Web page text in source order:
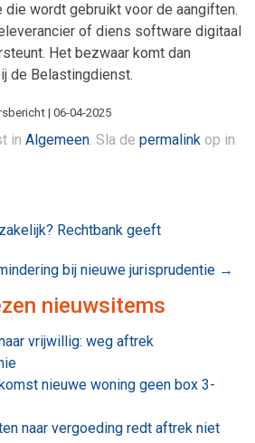
wordt gebruikt voor de aangiften.
of diens software digitaal
Het bezwaar komt dan
de Belastingdienst.
| 06-04-2025
in Algemeen. Sla de permalink op in
Rechtbank geeft
bij nieuwe jurisprudentie →
nieuwsitems
vrijwillig: weg aftrek
nieuwe woning geen box 3-
naar vergoeding redt aftrek niet